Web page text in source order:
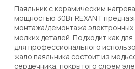
Паяльник с керамическим
мощностью 30Вт REXANT
монтажа/демонтажа электронных
мелких деталей. Подходит как
для профессионального
жало паяльника состоит из
сердечника, покрытого слоем